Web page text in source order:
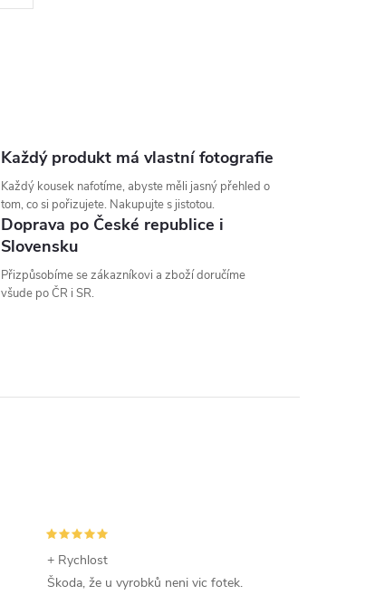
Každý produkt má vlastní fotografie
Každý kousek nafotíme, abyste měli jasný přehled o
tom, co si pořizujete. Nakupujte s jistotou.
Doprava po České republice i
Slovensku
Přizpůsobíme se zákazníkovi a zboží doručíme
všude po ČR i SR.
+ Rychlost
Škoda, že u vyrobků neni vic fotek.